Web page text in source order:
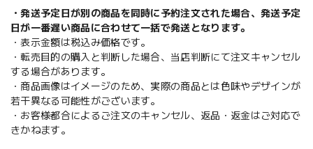
・発送予定日が別の商品を同時に予約注文された場合、発送予定
日が一番遅い商品に合わせて一括で発送となります。
・表示金額は税込み価格です。
・転売目的の購入と判断した場合、当店判断にて注文キャンセル
する場合があります。
・商品画像はイメージのため、実際の商品とは色味やデザインが
若干異なる可能性がございます。
・お客様都合によるご注文のキャンセル、返品・返金はご対応で
きかねます。